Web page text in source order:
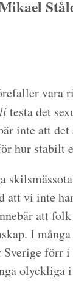
vara
testa det
inte att det
hur stabilt
att vi inte
att
I
förr i
olyckliga